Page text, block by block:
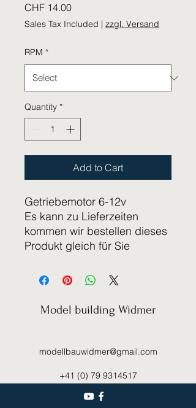
CHF 14.00Price
Sales Tax Included | zzgl. Versand
RPM *
Quantity *
Add to Cart
Getriebemotor 6-12v
Es kann zu Lieferzeiten
kommen wir bestellen dieses
Produkt gleich für Sie
Model building Widmer
modellbauwidmer@gmail.com
+41 (0) 79 9314517